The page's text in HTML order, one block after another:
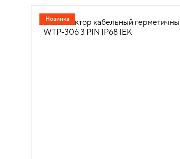
соединители и ответвители
08.01.01 Наконечники, клеммы и
зажимы слаботочные
Новинка